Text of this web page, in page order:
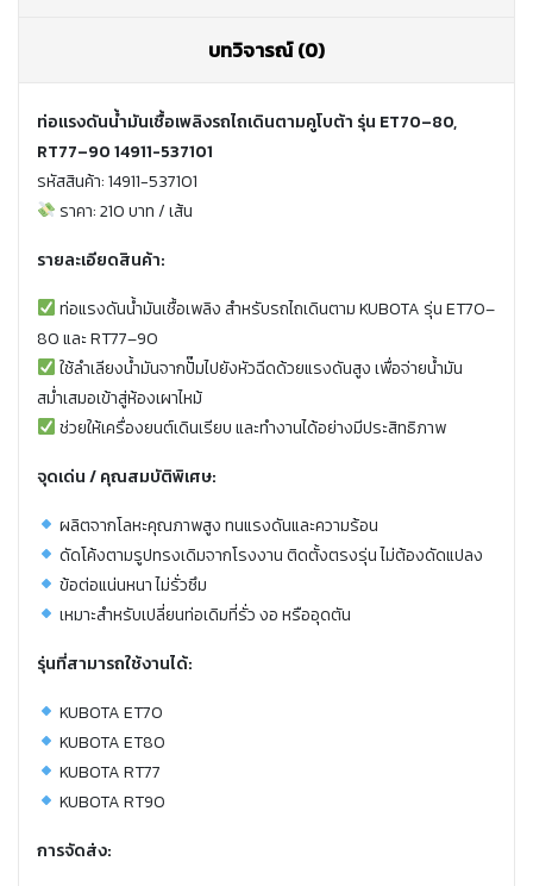
บทวิจารณ์ (0)
ท่อแรงดันน้ำมันเชื้อเพลิงรถไถเดินตามคูโบต้า รุ่น ET70–80,
RT77–90 14911-537101
รหัสสินค้า: 14911-537101
ราคา: 210 บาท / เส้น
รายละเอียดสินค้า:
ท่อแรงดันน้ำมันเชื้อเพลิง สำหรับรถไถเดินตาม KUBOTA รุ่น ET70–
80 และ RT77–90
ใช้ลำเลียงน้ำมันจากปั๊มไปยังหัวฉีดด้วยแรงดันสูง เพื่อจ่ายน้ำมัน
สม่ำเสมอเข้าสู่ห้องเผาไหม้
ช่วยให้เครื่องยนต์เดินเรียบ และทำงานได้อย่างมีประสิทธิภาพ
จุดเด่น / คุณสมบัติพิเศษ:
ผลิตจากโลหะคุณภาพสูง ทนแรงดันและความร้อน
ดัดโค้งตามรูปทรงเดิมจากโรงงาน ติดตั้งตรงรุ่น ไม่ต้องดัดแปลง
ข้อต่อแน่นหนา ไม่รั่วซึม
เหมาะสำหรับเปลี่ยนท่อเดิมที่รั่ว งอ หรืออุดตัน
รุ่นที่สามารถใช้งานได้:
KUBOTA ET70
KUBOTA ET80
KUBOTA RT77
KUBOTA RT90
การจัดส่ง: